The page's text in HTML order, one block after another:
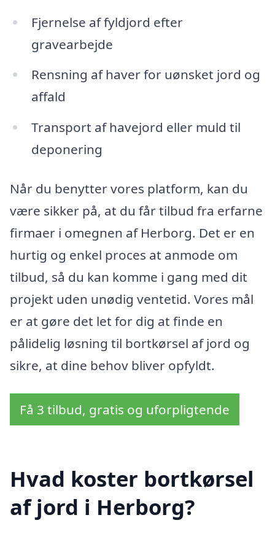
Fjernelse af fyldjord efter
gravearbejde
Rensning af haver for uønsket jord og
affald
Transport af havejord eller muld til
deponering
Når du benytter vores platform, kan du
være sikker på, at du får tilbud fra erfarne
firmaer i omegnen af Herborg. Det er en
hurtig og enkel proces at anmode om
tilbud, så du kan komme i gang med dit
projekt uden unødig ventetid. Vores mål
er at gøre det let for dig at finde en
pålidelig løsning til bortkørsel af jord og
sikre, at dine behov bliver opfyldt.
Få 3 tilbud, gratis og uforpligtende
Hvad koster bortkørsel
af jord i Herborg?